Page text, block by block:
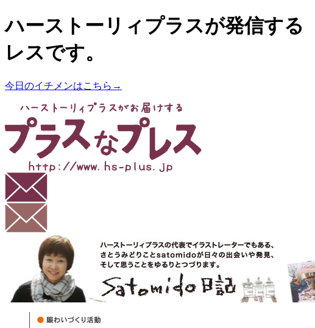
ハーストーリィプラスが発信する
レスです。
今日のイチメンはこちら→